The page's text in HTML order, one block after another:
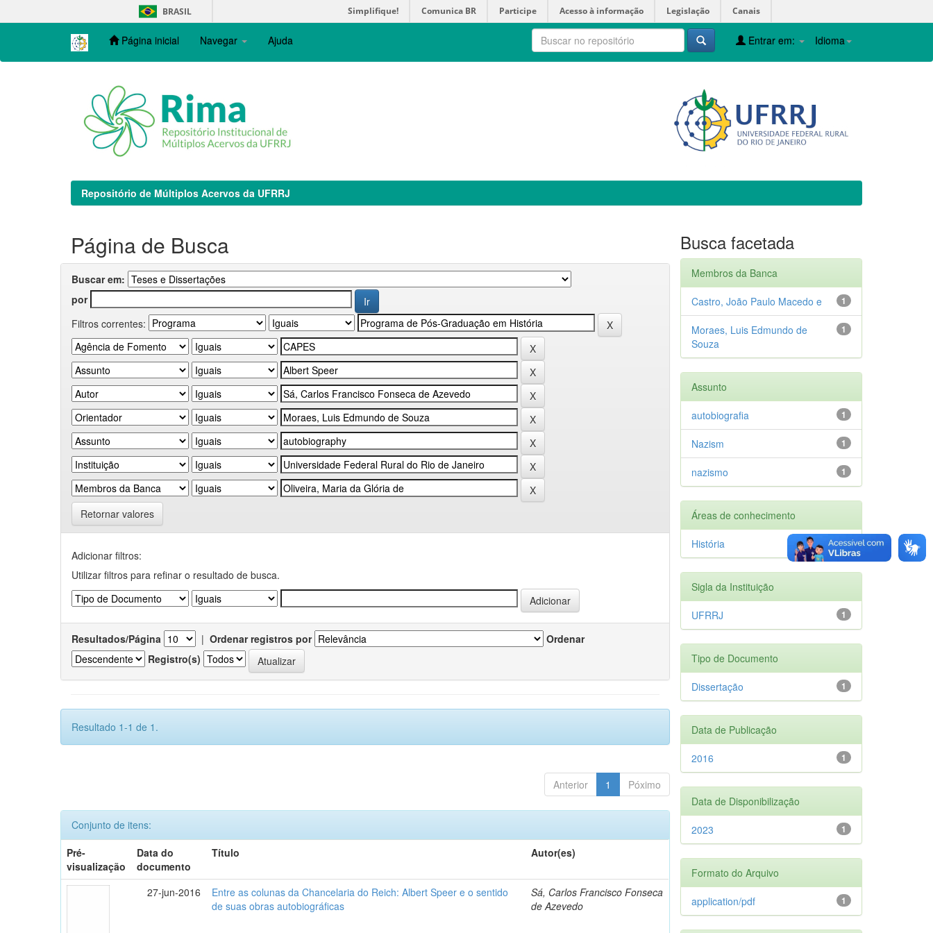
navigation
BRASIL Simplifique! Comunica BR Participe Acesso à informação Legislação Canais
Página inicial Navegar Ajuda Idioma
Entrar em:
Repositório de Múltiplos Acervos da UFRRJ
Página de Busca
Buscar em:
por
Filtros correntes:
Retornar valores
Adicionar filtros:
Utilizar filtros para refinar o resultado de busca.
Resultados/Página | Ordenar registros por
Ordenar
Registro(s)
Resultado 1-1 de 1.
Anterior 1 Póximo
Conjunto de itens:
Pré-
visualização
Data do
documento
Título Autor(es)
27-jun-2016
Entre as colunas da Chancelaria do Reich: Albert Speer e o sentido
de suas obras autobiográficas
Sá, Carlos Francisco Fonseca
de Azevedo
Busca facetada
Membros da Banca
1
Castro, João Paulo Macedo e
1
Moraes, Luis Edmundo de
Souza
Assunto
1
autobiografia
1
Nazism
1
nazismo
Áreas de conhecimento
1
História
Sigla da Instituição
1
UFRRJ
Tipo de Documento
1
Dissertação
Data de Publicação
1
2016
Data de Disponibilização
1
2023
Formato do Arquivo
1
application/pdf